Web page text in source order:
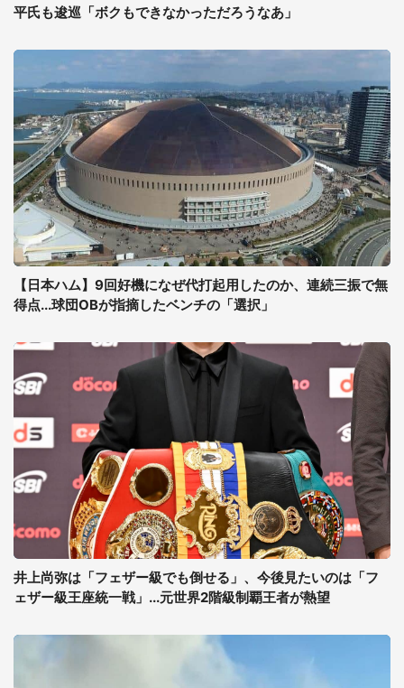
平氏も逡巡「ボクもできなかっただろうなあ」
【日本ハム】9回好機になぜ代打起用したのか、連続三振で無
得点...球団OBが指摘したベンチの「選択」
井上尚弥は「フェザー級でも倒せる」、今後見たいのは「フ
ェザー級王座統一戦」...元世界2階級制覇王者が熱望